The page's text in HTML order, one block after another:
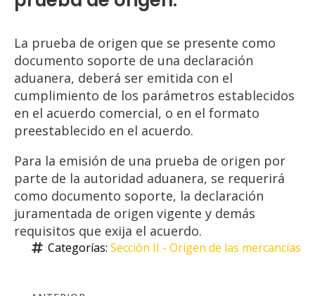
La prueba de origen que se presente como
documento soporte de una declaración
aduanera, deberá ser emitida con el
cumplimiento de los parámetros establecidos
en el acuerdo comercial, o en el formato
preestablecido en el acuerdo.
Para la emisión de una prueba de origen por
parte de la autoridad aduanera, se requerirá
como documento soporte, la declaración
juramentada de origen vigente y demás
requisitos que exija el acuerdo.
Categorías: Sección II - Origen de las mercancías